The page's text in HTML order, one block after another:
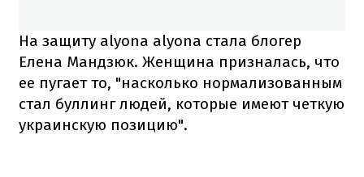
На защиту alyona alyona стала блогер
Елена Мандзюк. Женщина призналась, что
ее пугает то, "насколько нормализованным
стал буллинг людей, которые имеют четкую
украинскую позицию".